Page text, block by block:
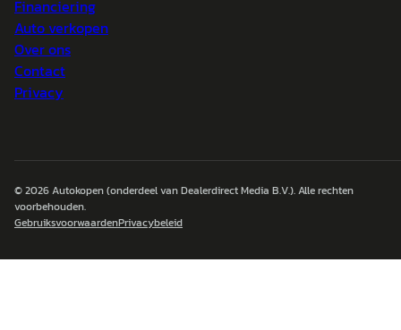
Financiering
Auto verkopen
Over ons
Contact
Privacy
© 2026Autokopen(onderdeel van Dealerdirect Media B.V.). Alle rechten
voorbehouden.
GebruiksvoorwaardenPrivacybeleid